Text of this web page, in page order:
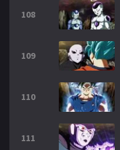
108
109
110
111